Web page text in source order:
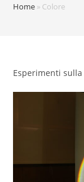
Home » Colore
Esperimenti